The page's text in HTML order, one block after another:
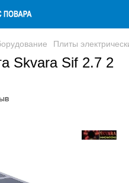
Плиты
Skvara Sif 2.7 2